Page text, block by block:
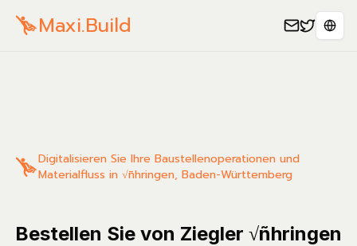
Maxi.Build
Digitalisieren Sie Ihre Baustellenoperationen und
Materialfluss in √ñhringen, Baden-Württemberg
Bestellen Sie von Ziegler √ñhringen